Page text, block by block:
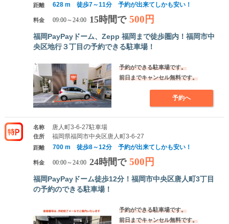
距離 628 m 徒歩7～11分 予約が出来てしかも安い！
料金 09:00～24:00 15時間で 500円
福岡PayPayドーム、Zepp 福岡まで徒歩圏内！福岡市中
央区地行３丁目の予約できる駐車場！
予約ができる駐車場です。
前日までキャンセル無料です。
予約へ
名称 唐人町3-6-27駐車場
住所 福岡県福岡市中央区唐人町3-6-27
距離 700 m 徒歩8～12分 予約が出来てしかも安い！
料金 00:00～24:00 24時間で 500円
福岡PayPayドーム徒歩12分！福岡市中央区唐人町3丁目
の予約のできる駐車場！
予約ができる駐車場です。
前日までキャンセル無料です。